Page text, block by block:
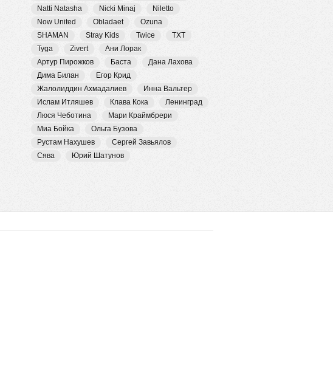
Natti Natasha
Nicki Minaj
Niletto
Now United
Obladaet
Ozuna
SHAMAN
Stray Kids Twice
TXT
Tyga
Zivert
Ани Лорак
Артур Пирожков
Баста
Дана Лахова
Дима Билан
Егор Крид
Жалолиддин Ахмадалиев
Инна Вальтер
Ислам Итляшев
Клава Кока
Ленинград
Люся Чеботина
Мари Краймбрери
Миа Бойка
Ольга Бузова
Рустам Нахушев
Сергей Завьялов
Сява
Юрий Шатунов